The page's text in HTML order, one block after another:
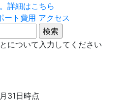
詳細はこちら
ート費用 アクセス
について入力してください
31日時点